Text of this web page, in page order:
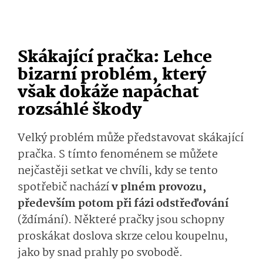
Skákající pračka: Lehce
bizarní problém, který
však dokáže napáchat
rozsáhlé škody
Velký problém může představovat skákající
pračka. S tímto fenoménem se můžete
nejčastěji setkat ve chvíli, kdy se tento
spotřebič nacházív plném provozu,
především potom při fázi odstřeďování
(ždímání). Některé pračky jsou schopny
proskákat doslova skrze celou koupelnu,
jako by snad prahly po svobodě.